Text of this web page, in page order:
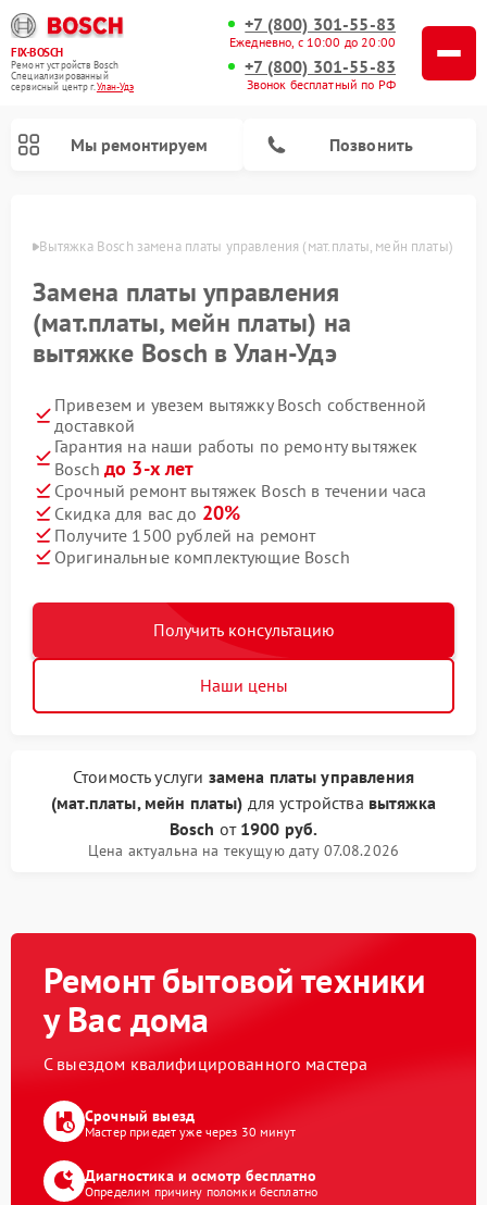
FIX-BOSCH
Ремонт устройств Bosch
Специализированный
cервисный центр г.Улан-Удэ
+7 (800) 301-55-83
Ежедневно, с 10:00 до 20:00
+7 (800) 301-55-83
Звонок бесплатный по РФ
Мы ремонтируем Позвонить
Вытяжка Bosch замена платы управления (мат.платы, мейн платы)
Замена платы управления
(мат.платы, мейн платы) на
вытяжке Bosch в Улан-Удэ
Привезем и увезем вытяжку Bosch собственной
доставкой
Гарантия на наши работы по ремонту вытяжек
Bosch до 3-х лет
Срочный ремонт вытяжек Bosch в течении часа
Скидка для вас до 20%
Получите 1500 рублей на ремонт
Оригинальные комплектующие Bosch
Получить консультацию
Наши цены
Стоимость услуги замена платы управления
(мат.платы, мейн платы) для устройства вытяжка
Bosch от 1900 руб.
Цена актуальна на текущую дату 07.08.2026
Ремонт бытовой техники
у Вас дома
С выездом квалифицированного мастера
Срочный выезд
Мастер приедет уже через 30 минут
Диагностика и осмотр бесплатно
Определим причину поломки бесплатно